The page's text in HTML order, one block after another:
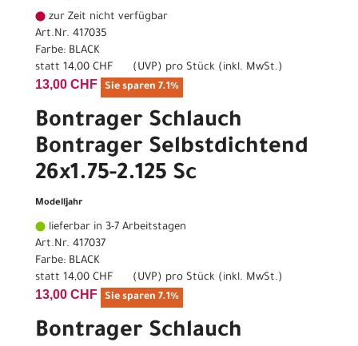
zur Zeit nicht verfügbar
Art.Nr. 417035
Farbe: BLACK
statt 14,00 CHF ( UVP) pro Stück (inkl. MwSt.)
13,00 CHF Sie sparen 7.1%
Bontrager Schlauch
Bontrager Selbstdichtend
26x1.75-2.125 Sc
Modelljahr
lieferbar in 3-7 Arbeitstagen
Art.Nr. 417037
Farbe: BLACK
statt 14,00 CHF ( UVP) pro Stück (inkl. MwSt.)
13,00 CHF Sie sparen 7.1%
Bontrager Schlauch